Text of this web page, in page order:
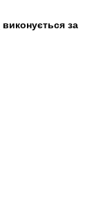
виконується за